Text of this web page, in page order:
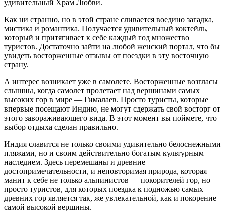
удивительный Храм Любви.
Как ни странно, но в этой стране сливается воедино загадка,
мистика и романтика. Получается удивительный коктейль,
который и притягивает к себе каждый год множество
туристов. Достаточно зайти на любой женский портал, что бы
увидеть восторженные отзывы от поездки в эту восточную
страну.
А интерес возникает уже в самолете. Восторженные возгласы
слышны, когда самолет пролетает над вершинами самых
высоких гор в мире — Гималаев. Просто туристы, которые
впервые посещают Индию, не могут сдержать свой восторг от
этого завораживающего вида. В этот момент вы поймете, что
выбор отдыха сделан правильно.
Индия славится не только своими удивительно белоснежными
пляжами, но и своим действительно богатым культурным
наследием. Здесь перемешаны и древние
достопримечательности, и неповторимая природа, которая
манит к себе не только альпинистов — покорителей гор, но
просто туристов, для которых поездка к подножью самых
древних гор является так, же увлекательной, как и покорение
самой высокой вершины.